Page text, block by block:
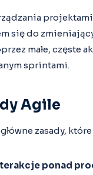
się do
małe, częste
sprintami.
Agile
zasady,
ponad